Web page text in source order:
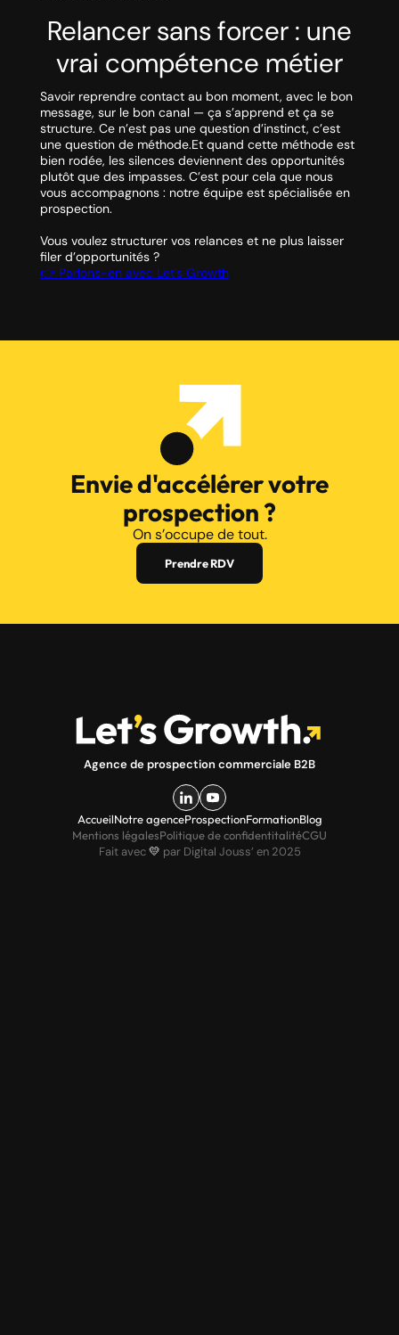
Relancer sans forcer : une
vrai compétence métier
Savoir reprendre contact au bon moment, avec le bon
message, sur le bon canal — ça s’apprend et ça se
structure. Ce n’est pas une question d’instinct, c’est
une question de méthode.Et quand cette méthode est
bien rodée, les silences deviennent des opportunités
plutôt que des impasses. C’est pour cela que nous
vous accompagnons : notre équipe est spécialisée en
prospection.
Vous voulez structurer vos relances et ne plus laisser
filer d’opportunités ?
👉 Parlons-en avec Let’s Growth
Envie d'accélérer votre
prospection ?
On s’occupe de tout.
Prendre RDV
Agence de prospection commerciale B2B
AccueilNotre agenceProspectionFormationBlog
Mentions légalesPolitique de confidentitalitéCGU
Fait avec💛 par Digital Jouss’ en 2025